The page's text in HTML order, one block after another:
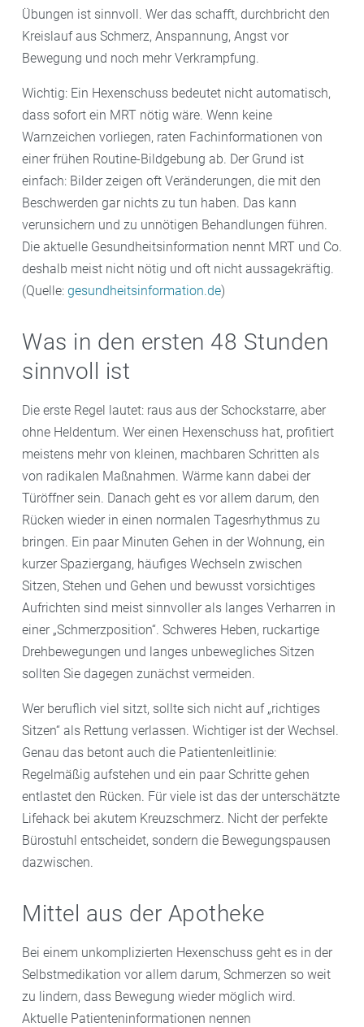
Übungen ist sinnvoll. Wer das schafft, durchbricht den
Kreislauf aus Schmerz, Anspannung, Angst vor
Bewegung und noch mehr Verkrampfung.
Wichtig: Ein Hexenschuss bedeutet nicht automatisch,
dass sofort ein MRT nötig wäre. Wenn keine
Warnzeichen vorliegen, raten Fachinformationen von
einer frühen Routine-Bildgebung ab. Der Grund ist
einfach: Bilder zeigen oft Veränderungen, die mit den
Beschwerden gar nichts zu tun haben. Das kann
verunsichern und zu unnötigen Behandlungen führen.
Die aktuelle Gesundheitsinformation nennt MRT und Co.
deshalb meist nicht nötig und oft nicht aussagekräftig.
(Quelle: gesundheitsinformation.de)
Was in den ersten 48 Stunden
sinnvoll ist
Die erste Regel lautet: raus aus der Schockstarre, aber
ohne Heldentum. Wer einen Hexenschuss hat, profitiert
meistens mehr von kleinen, machbaren Schritten als
von radikalen Maßnahmen. Wärme kann dabei der
Türöffner sein. Danach geht es vor allem darum, den
Rücken wieder in einen normalen Tagesrhythmus zu
bringen. Ein paar Minuten Gehen in der Wohnung, ein
kurzer Spaziergang, häufiges Wechseln zwischen
Sitzen, Stehen und Gehen und bewusst vorsichtiges
Aufrichten sind meist sinnvoller als langes Verharren in
einer „Schmerzposition“. Schweres Heben, ruckartige
Drehbewegungen und langes unbewegliches Sitzen
sollten Sie dagegen zunächst vermeiden.
Wer beruflich viel sitzt, sollte sich nicht auf „richtiges
Sitzen“ als Rettung verlassen. Wichtiger ist der Wechsel.
Genau das betont auch die Patientenleitlinie:
Regelmäßig aufstehen und ein paar Schritte gehen
entlastet den Rücken. Für viele ist das der unterschätzte
Lifehack bei akutem Kreuzschmerz. Nicht der perfekte
Bürostuhl entscheidet, sondern die Bewegungspausen
dazwischen.
Mittel aus der Apotheke
Bei einem unkomplizierten Hexenschuss geht es in der
Selbstmedikation vor allem darum, Schmerzen so weit
zu lindern, dass Bewegung wieder möglich wird.
Aktuelle Patienteninformationen nennen